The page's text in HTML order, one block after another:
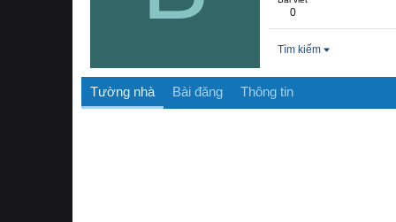
0
Tìm kiếm
Tường nhà Bài đăng Thông tin